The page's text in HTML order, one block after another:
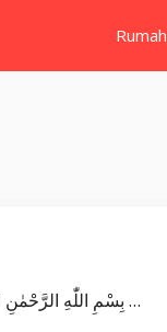
Rumah
Surat Ar Rad بِسْمِ اللّٰهِ الرَّحْمٰنِ الرَّحِيْمِ الۤمّۤرٰۗ تِلْكَ اٰيٰتُ الْكِتٰبِۗ وَالَّذِيْٓ اُنْزِلَ اِلَيْكَ مِنْ رَّبِّكَ الْحَقُّ وَلٰكِنَّ اَكْثَرَ النَّاسِ …